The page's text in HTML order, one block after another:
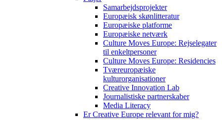
Samarbejdsprojekter
Europæisk skønlitteratur
Europæiske platforme
Europæiske netværk
Culture Moves Europe: Rejselegater
til enkeltpersoner
Culture Moves Europe: Residencies
Tværeuropæiske
kulturorganisationer
Creative Innovation Lab
Journalistiske partnerskaber
Media Literacy
Er Creative Europe relevant for mig?